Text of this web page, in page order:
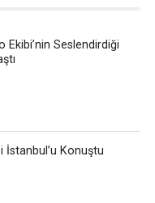
Seslendirdiği
İstanbul’u Konuştu